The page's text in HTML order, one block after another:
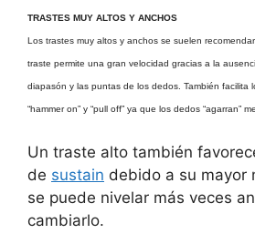
TRASTES MUY ALTOS Y ANCHOS
Los trastes muy altos y anchos se suelen
traste permite una gran velocidad gracias a la
diapasón y las puntas de los dedos. También facilita
“hammer on” y “pull off” ya que los dedos “agarran”
Un traste alto también
de sustain debido a su mayor
se puede nivelar más veces
cambiarlo.